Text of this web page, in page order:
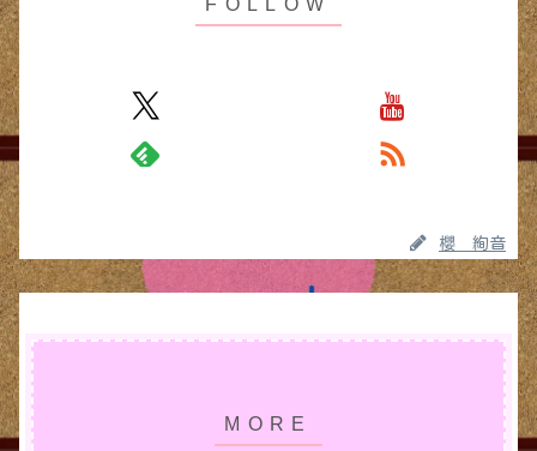
櫻 絢音